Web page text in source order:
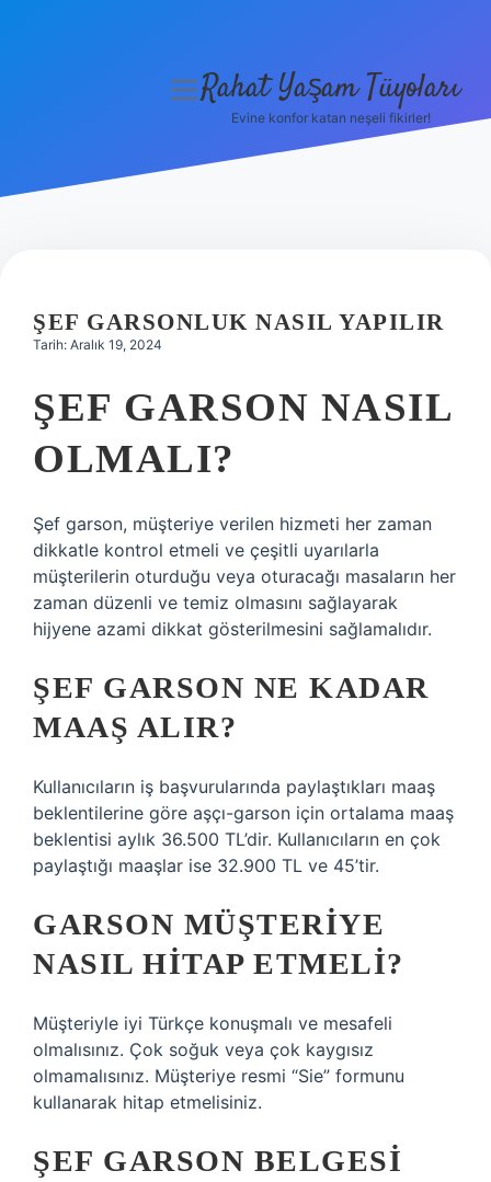
Hakkımızda
menüyü
Rahat Yaşam Tüyoları
Evine konfor katan neşeli fikirler!
ŞEF GARSONLUK NASIL YAPILIR
Tarih: Aralık 19, 2024
ŞEF GARSON NASIL
OLMALI?
Şef garson, müşteriye verilen hizmeti her zaman
dikkatle kontrol etmeli ve çeşitli uyarılarla
müşterilerin oturduğu veya oturacağı masaların her
zaman düzenli ve temiz olmasını sağlayarak
hijyene azami dikkat gösterilmesini sağlamalıdır.
ŞEF GARSON NE KADAR
MAAŞ ALIR?
Kullanıcıların iş başvurularında paylaştıkları maaş
beklentilerine göre aşçı-garson için ortalama maaş
beklentisi aylık 36.500 TL’dir. Kullanıcıların en çok
paylaştığı maaşlar ise 32.900 TL ve 45’tir.
GARSON MÜŞTERIYE
NASIL HITAP ETMELI?
Müşteriyle iyi Türkçe konuşmalı ve mesafeli
olmalısınız. Çok soğuk veya çok kaygısız
olmamalısınız. Müşteriye resmi “Sie” formunu
kullanarak hitap etmelisiniz.
ŞEF GARSON BELGESI